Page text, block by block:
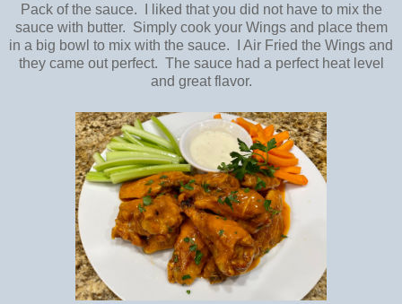
Pack of the sauce. I liked that you did not have to mix the
sauce with butter. Simply cook your Wings and place them
in a big bowl to mix with the sauce. I Air Fried the Wings and
they came out perfect. The sauce had a perfect heat level
and great flavor.